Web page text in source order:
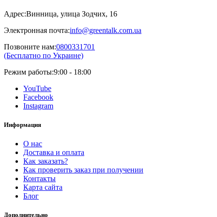
Адрес:Винница, улица Зодчих, 16
Электронная почта:info@greentalk.com.ua
Позвоните нам:0800331701
(Бесплатно по Украине)
Режим работы:9:00 - 18:00
YouTube
Facebook
Instagram
Информация
О нас
Доставка и оплата
Как заказать?
Как проверить заказ при получении
Контакты
Карта сайта
Блог
Дополнительно